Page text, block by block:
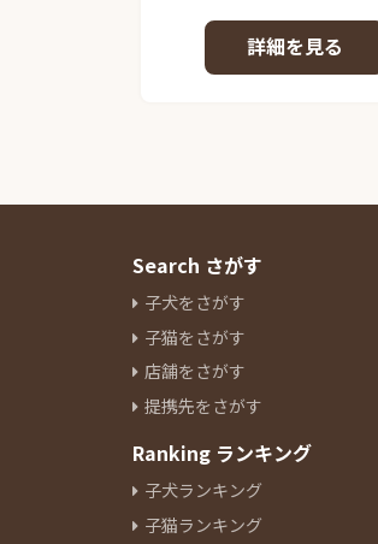
詳細を見る
Search さがす
子犬をさがす
子猫をさがす
店舗をさがす
提携先をさがす
Ranking ランキング
子犬ランキング
子猫ランキング